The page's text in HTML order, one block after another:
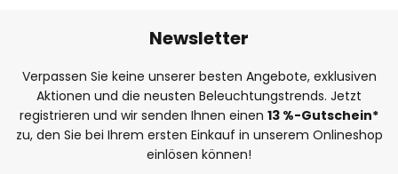
Newsletter
Verpassen Sie keine unserer besten Angebote, exklusiven
Aktionen und die neusten Beleuchtungstrends. Jetzt
registrieren und wir senden Ihnen einen 13 %-Gutschein*
zu, den Sie bei Ihrem ersten Einkauf in unserem Onlineshop
einlösen können!